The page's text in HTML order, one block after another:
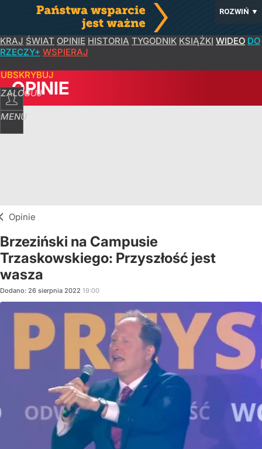
ROZWIŃ ▼
KRAJ ŚWIAT OPINIE HISTORIA TYGODNIK KSIĄŻKI WIDEO DO
RZECZY+ WSPIERAJ
ZALOGUJ
MENU
OPINIE
Opinie
Brzeziński na Campusie
Trzaskowskiego: Przyszłość jest
wasza
Dodano: 26 sierpnia 2022 19:00